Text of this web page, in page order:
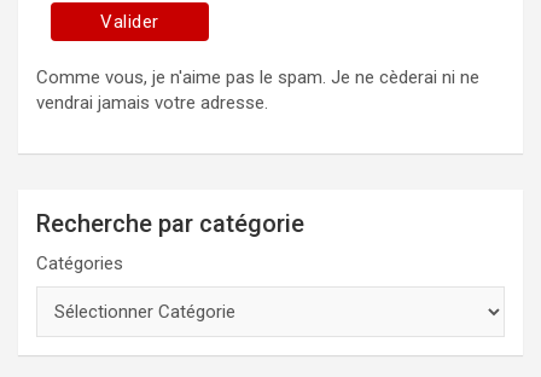
Comme vous, je n'aime pas le spam. Je ne cèderai ni ne
vendrai jamais votre adresse.
Recherche par catégorie
Catégories